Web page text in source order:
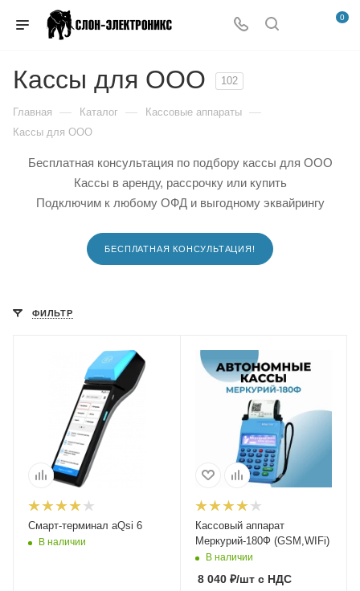
0
Кассы для ООО 102
Главная — Каталог — Кассовые аппараты —
Кассы для ООО
Бесплатная консультация по подбору кассы для ООО
Кассы в аренду, рассрочку или купить
Подключим к любому ОФД и выгодному эквайрингу
БЕСПЛАТНАЯ КОНСУЛЬТАЦИЯ!
ФИЛЬТР
Смарт-терминал aQsi 6
В наличии
Кассовый аппарат
Меркурий-180Ф (GSM,WIFi)
В наличии
8 040₽/штс НДС